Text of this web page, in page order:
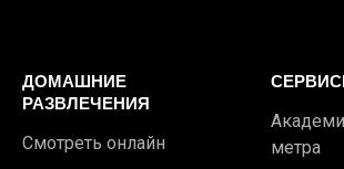
ДОМАШНИЕ
РАЗВЛЕЧЕНИЯ
Смотреть онлайн
метра